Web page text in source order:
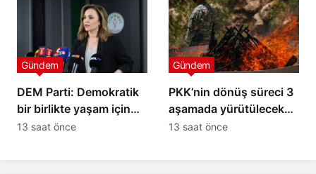
DEM Parti: Demokratik
bir birlikte yaşam için
atılmış ilk imzalar
Gündem
13 saat önce
PKK’nin dönüş süreci 3
aşamada yürütülecek
iddiası
Gündem
13 saat önce